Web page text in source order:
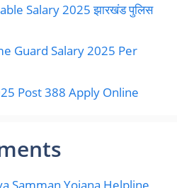
Salary 2025 झारखंड पुलिस
Guard Salary 2025 Per
Post 388 Apply Online
Samman Yojana Helpline